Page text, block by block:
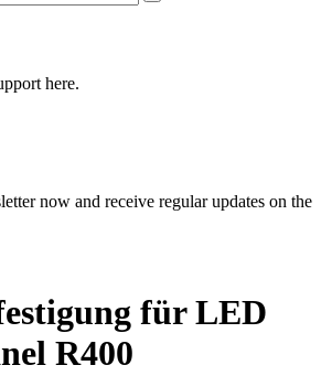
here.
now and receive regular updates on the
für LED
R400